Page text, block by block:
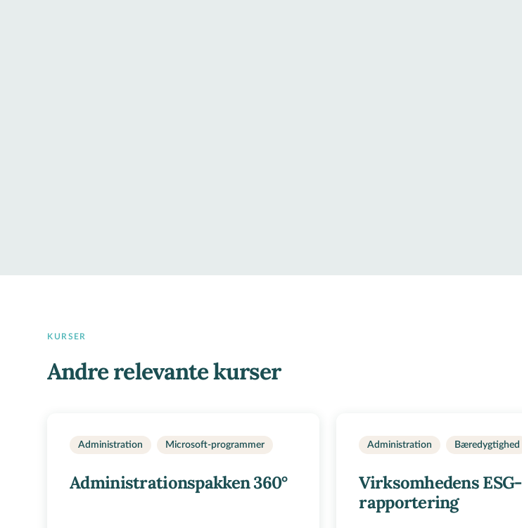
KURSER
Andre relevante kurser
Administration Microsoft-programmer
Administrationspakken 360°
Administration Bæredygtighed
Virksomhedens ESG-
rapportering